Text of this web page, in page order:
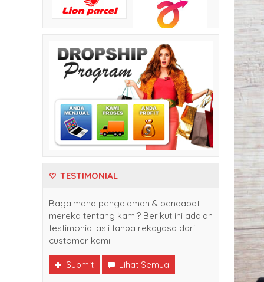
TESTIMONIAL
Bagaimana pengalaman & pendapat
mereka tentang kami? Berikut ini adalah
testimonial asli tanpa rekayasa dari
customer kami.
Submit Lihat Semua